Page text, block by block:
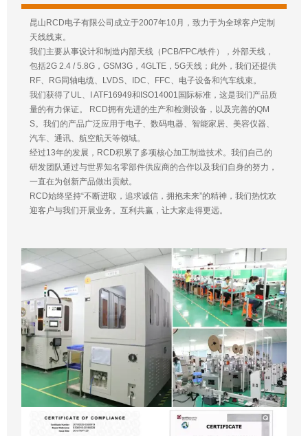
昆山RCD电子有限公司成立于2007年10月，致力于为全球客户定制
天线线束。
我们主要从事设计和制造内部天线（PCB/FPC/铁件），外部天线，
包括2G 2.4 / 5.8G，GSM3G，4GLTE，5G天线；此外，我们还提供
RF、RG同轴电缆、LVDS、IDC、FFC、电子设备和汽车线束。
我们获得了UL、I ATF16949和ISO14001国际标准，这是我们产品质
量的有力保证。 RCD拥有先进的生产和检测设备，以及完善的QM
S。我们的产品广泛应用于电子、数码电器、智能家居、美容仪器、
汽车、通讯、航空航天等领域。
经过13年的发展，RCD积累了多项核心加工制造技术。我们自己的
研发团队通过与世界知名零部件供应商的合作以及我们自身的努力，
一直在为创新产品做出贡献。
RCD始终坚持“不断进取，追求诚信，拥抱未来”的精神，我们热忱欢
迎客户与我们开展业务。互利共赢，让大家走得更远。